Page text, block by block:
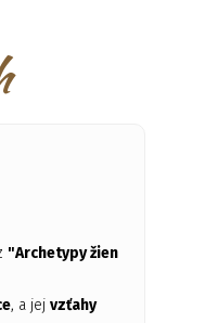
"Archetypy žien
, a jejvzťahy